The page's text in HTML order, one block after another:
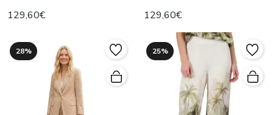
129,60€ 129,60€
28% 25%